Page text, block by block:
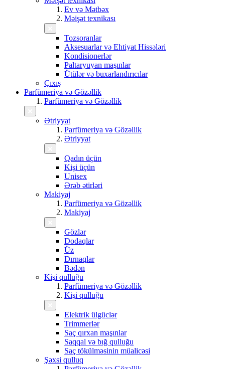
Ev və Mətbəx
Məişət texnikası
Tozsoranlar
Aksesuarlar və Ehtiyat Hissələri
Kondisionerlər
Paltaryuyan maşınlar
Ütülər və buxarlandırıcılar
Çıxış
Parfümeriya və Gözəllik
Parfümeriya və Gözəllik
Ətriyyat
Parfümeriya və Gözəllik
Ətriyyat
Qadın üçün
Kişi üçün
Unisex
Ərəb ətirləri
Makiyaj
Parfümeriya və Gözəllik
Makiyaj
Gözlər
Dodaqlar
Üz
Dırnaqlar
Bədən
Kişi qulluğu
Parfümeriya və Gözəllik
Kişi qulluğu
Elektrik ülgüclər
Trimmerlər
Saç qırxan maşınlar
Saqqal və bığ qulluğu
Saç tökülməsinin müalicəsi
Şəxsi qulluq